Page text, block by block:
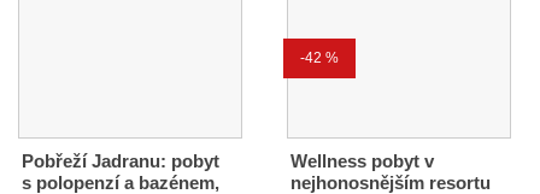
Pobřeží Jadranu: pobyt
s polopenzí a bazénem,
-42 %
Wellness pobyt v
nejhonosnějším resortu